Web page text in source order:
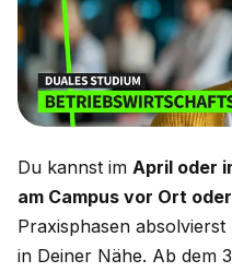
Du kannst im April oder
am Campus vor Ort
Praxisphasen
in Deiner Nähe. Ab dem